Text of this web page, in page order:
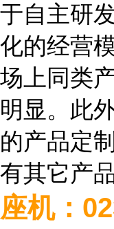
于自主研
化的经营
场上同类
明显。此
的产品定
有其它产
座机：